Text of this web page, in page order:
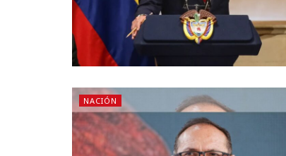
NACIÓN